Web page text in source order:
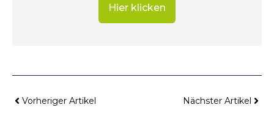
Hier klicken
Vorheriger Artikel Nächster Artikel